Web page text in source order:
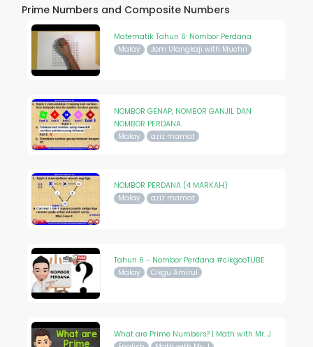
Prime Numbers and Composite Numbers
Matematik Tahun 6: Nombor Perdana
Malay Jom Ulangkaji with Muchri
NOMBOR GENAP, NOMBOR GANJIL DAN
NOMBOR PERDANA.
Malay aziz mamat
NOMBOR PERDANA (4 MARKAH)
Malay aziz mamat
Tahun 6 - Nombor Perdana #cikgooTUBE
Malay Cikgu Amirul
What are Prime Numbers? | Math with Mr. J